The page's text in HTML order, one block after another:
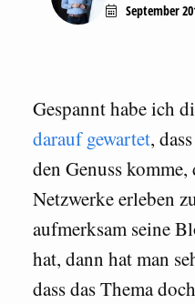
September
Gespannt habe ich
darauf gewartet,
den Genuss
Netzwerke erleben
aufmerksam seine
hat, dann hat man
dass das Thema